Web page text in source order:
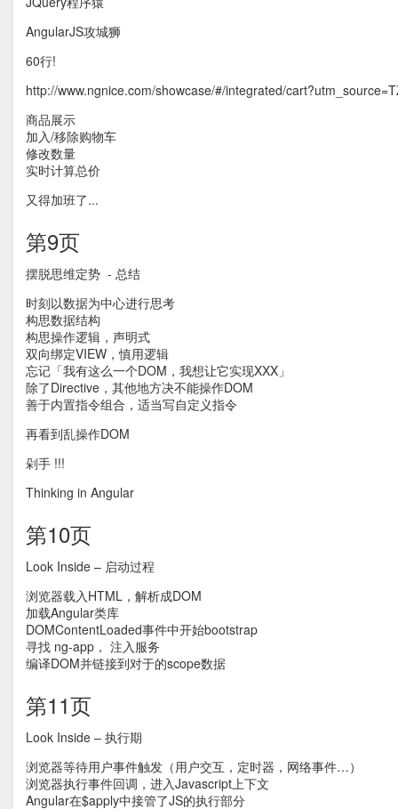
AngularJS攻城狮
60行!
http://www.ngnice.com/showcase/#/integrated/
商品展示
加入/移除购物车
修改数量
实时计算总价
又得加班了...
第9页
摆脱思维定势 - 总结
时刻以数据为中心进行思考
构思数据结构
构思操作逻辑，声明式
双向绑定VIEW，慎用逻辑
忘记「我有这么一个DOM，我想让它实现XXX」
除了Directive，其他地方决不能操作DOM
善于内置指令组合，适当写自定义指令
再看到乱操作DOM
剁手 !!!
Thinking in Angular
第10页
Look Inside – 启动过程
浏览器载入HTML，解析成DOM
加载Angular类库
DOMContentLoaded事件中开始bootstrap
寻找 ng-app， 注入服务
编译DOM并链接到对于的scope数据
第11页
Look Inside – 执行期
浏览器等待用户事件触发（用户交互，定时器，网络事件…）
浏览器执行事件回调，进入Javascript上下文
Angular在$apply中接管了JS的执行部分